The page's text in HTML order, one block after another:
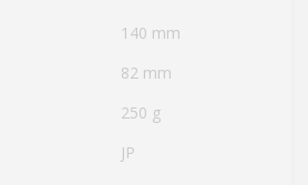
140 mm
82 mm
250 g
JP